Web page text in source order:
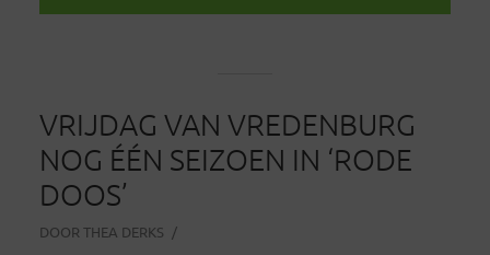
VRIJDAG VAN VREDENBURG
NOG ÉÉN SEIZOEN IN ‘RODE
DOOS’
DOOR THEA DERKS